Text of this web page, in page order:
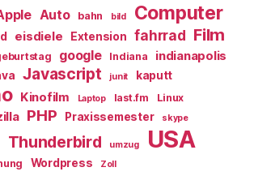
Auto bahn bild Computer
eisdiele Extension fahrrad Film
google Indiana indianapolis
Javascript junit kaputt
Kinofilm Laptop last.fm Linux
PHP Praxissemester skype
Thunderbird umzug USA
Wordpress Zoll